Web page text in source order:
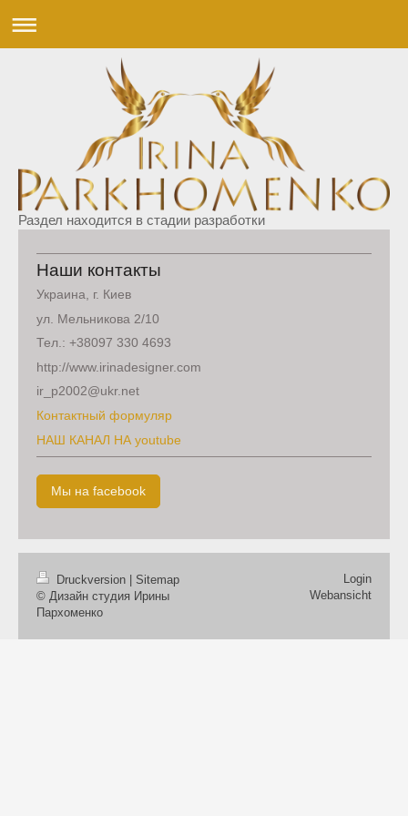
Раздел находится в стадии разработки
Наши контакты
Украина, г. Киев
ул. Мельникова 2/10
Тел.: +38097 330 4693
http://www.irinadesigner.com
ir_p2002@ukr.net
Контактный формуляр
НАШ КАНАЛ НА youtube
Мы на facebook
Druckversion
Sitemap
© Дизайн студия Ирины
Пархоменко
Login
Webansicht